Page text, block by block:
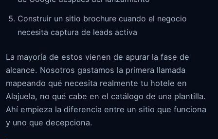
Construir un sitio brochure cuando el negocio
necesita captura de leads activa
La mayoría de estos vienen de apurar la fase de
alcance. Nosotros gastamos la primera llamada
mapeando qué necesita realmente tu hotele en
Alajuela, no qué cabe en el catálogo de una plantilla.
Ahí empieza la diferencia entre un sitio que funciona
y uno que decepciona.